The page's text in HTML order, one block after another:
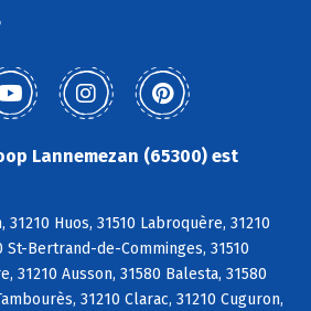
Lannemezan (65300) est
Huos, 31510 Labroquère, 31210
St-Bertrand-de-Comminges, 31510
31210 Ausson, 31580 Balesta, 31580
31210 Clarac, 31210 Cuguron,